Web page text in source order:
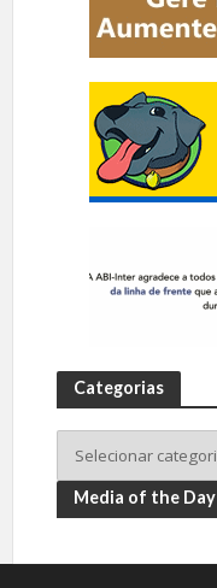
Categorias
Media of the Day